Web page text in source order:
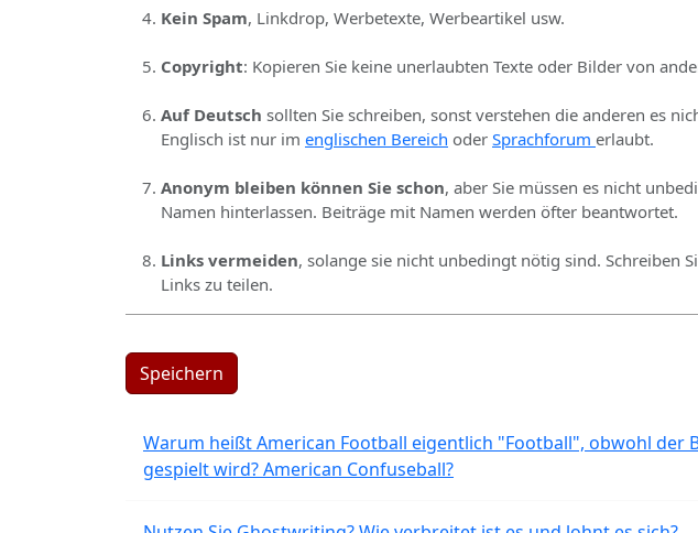
Kein Spam, Linkdrop, Werbetexte, Werbeartikel usw.
Copyright: Kopieren Sie keine unerlaubten Texte oder Bilder von
Auf Deutsch sollten Sie schreiben, sonst verstehen die anderen es
Englisch ist nur im englischen Bereich oder Sprachforum erlaubt.
Anonym bleiben können Sie schon, aber Sie müssen es nicht
Namen hinterlassen. Beiträge mit Namen werden öfter beantwortet.
Links vermeiden, solange sie nicht unbedingt nötig sind. Schreiben
Links zu teilen.
Speichern
Warum heißt American Football eigentlich "Football", obwohl der
gespielt wird? American Confuseball?